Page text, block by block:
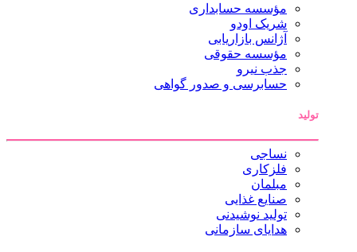
مؤسسه حسابداری
شریک اودو
آژانس بازاریابی
مؤسسه حقوقی
جذب نیرو
حسابرسی و صدور گواهی
تولید
نساجی
فلزکاری
مبلمان
صنایع غذایی
تولید نوشیدنی
هدایای سازمانی